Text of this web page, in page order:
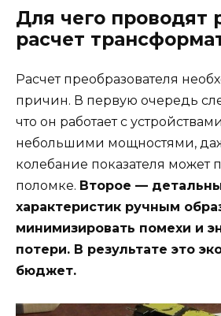
Для чего проводят
расчет
Расчет преобразователя
причин. В первую очередь
что он работает с
небольшими мощностями,
колебание показателя может
поломке. Второе —
характеристик ручным
минимизировать помехи и
потери. В результате это
бюджет.